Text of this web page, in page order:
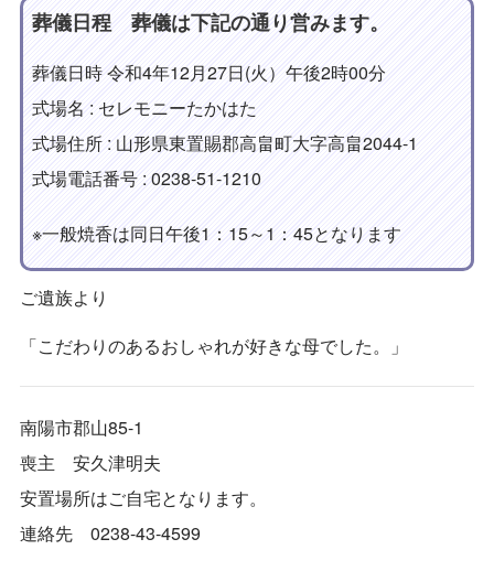
葬儀日程 葬儀は下記の通り営みます。
葬儀日時 令和4年12月27日(火）午後2時00分
式場名 : セレモニーたかはた
式場住所 : 山形県東置賜郡高畠町大字高畠2044-1
式場電話番号 : 0238-51-1210
※一般焼香は同日午後1：15～1：45となります
ご遺族より
「こだわりのあるおしゃれが好きな母でした。」
南陽市郡山85-1
喪主 安久津明夫
安置場所はご自宅となります。
連絡先 0238-43-4599